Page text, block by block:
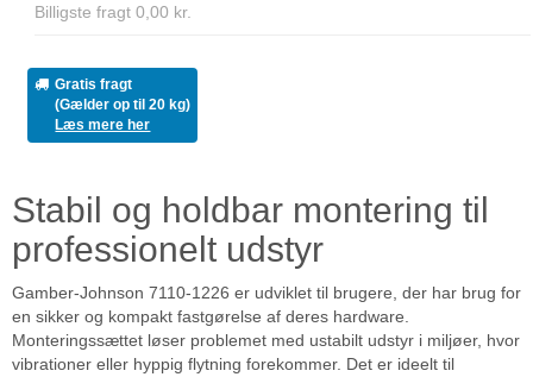
Billigste fragt 0,00 kr.
Gratis fragt
(Gælder op til 20 kg)
Læs mere her
Stabil og holdbar montering til
professionelt udstyr
Gamber-Johnson 7110-1226 er udviklet til brugere, der har brug for
en sikker og kompakt fastgørelse af deres hardware.
Monteringssættet løser problemet med ustabilt udstyr i miljøer, hvor
vibrationer eller hyppig flytning forekommer. Det er ideelt til